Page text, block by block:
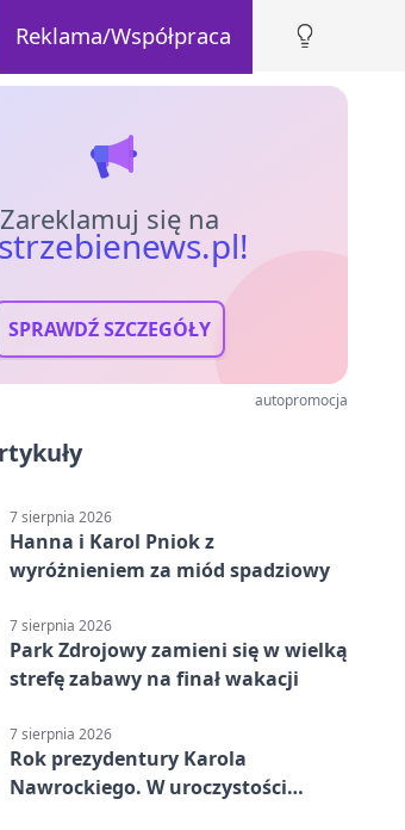
Reklama/Współpraca
Zareklamuj się na
SPRAWDŹ SZCZEGÓŁY
autopromocja
7 sierpnia 2026
Hanna i Karol Pniok z
wyróżnieniem za miód spadziowy
7 sierpnia 2026
Park Zdrojowy zamieni się w wielką
strefę zabawy na finał wakacji
7 sierpnia 2026
Rok prezydentury Karola
Nawrockiego. W uroczystości